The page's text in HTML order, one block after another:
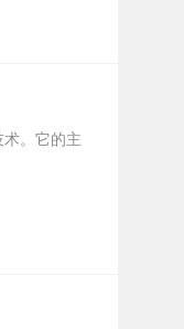
。它的主